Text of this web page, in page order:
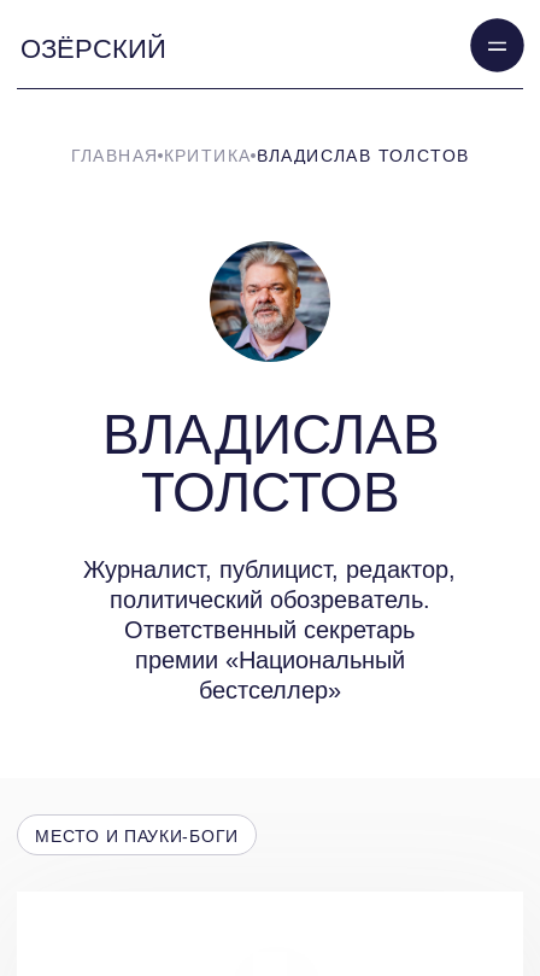
ОЗЁРСКИЙ
ВЛАДИСЛАВ
ТОЛСТОВ
политический обозреватель.
Ответственный секретарь
премии «Национальный
бестселлер»
МЕСТО И ПАУКИ-БОГИ
одной метафорой, одной темой —
дорогой. Герой либо куда-то едет, как